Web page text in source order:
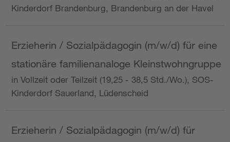
Kinderdorf Brandenburg, Brandenburg an der Havel
Erzieherin / Sozialpädagogin (m/w/d) für eine
stationäre familienanaloge Kleinstwohngruppe
in Vollzeit oder Teilzeit (19,25 - 38,5 Std./Wo.), SOS-
Kinderdorf Sauerland, Lüdenscheid
Erzieherin / Sozialpädagogin (m/w/d) für